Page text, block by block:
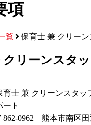
項
覧 保育士 兼 クリーン
クリーンスタ
育士 兼 クリーンスタッ
ート
862-0962 熊本市南区田